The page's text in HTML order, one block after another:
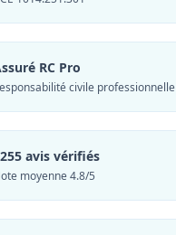
RC Pro
civile professionnelle
avis vérifiés
moyenne 4.8/5